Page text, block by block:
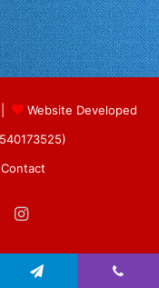
Website Developed
Contact
Instagram